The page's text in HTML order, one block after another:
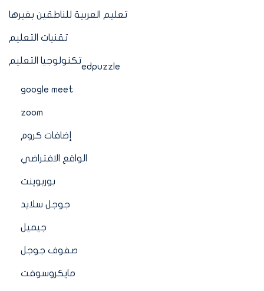
تعليم العربية للناطقين بغيرها
تقنيات التعليم
تكنولوجيا التعليم
edpuzzle
google meet
zoom
إضافات كروم
الواقع الافتراضي
بوربوينت
جوجل سلايد
جيميل
صفوف جوجل
مايكروسوفت